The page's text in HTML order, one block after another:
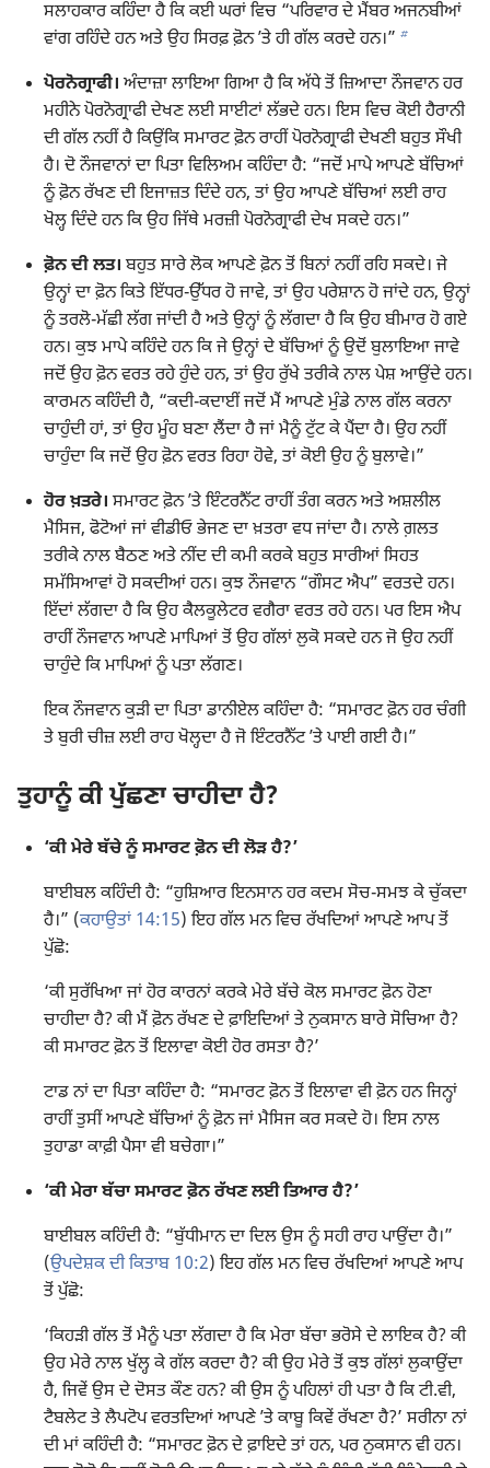
ਸਲਾਹਕਾਰ ਕਹਿੰਦਾ ਹੈ ਕਿ ਕਈ ਘਰਾਂ ਵਿਚ “ਪਰਿਵਾਰ ਦੇ ਮੈਂਬਰ ਅਜਨਬੀਆਂ
ਵਾਂਗ ਰਹਿੰਦੇ ਹਨ ਅਤੇ ਉਹ ਸਿਰਫ਼ ਫ਼ੋਨ ʼਤੇ ਹੀ ਗੱਲ ਕਰਦੇ ਹਨ।” b
ਪੋਰਨੋਗ੍ਰਾਫੀ।ਅੰਦਾਜ਼ਾ ਲਾਇਆ ਗਿਆ ਹੈ ਕਿ ਅੱਧੇ ਤੋਂ ਜ਼ਿਆਦਾ ਨੌਜਵਾਨ ਹਰ
ਮਹੀਨੇ ਪੋਰਨੋਗ੍ਰਾਫੀ ਦੇਖਣ ਲਈ ਸਾਈਟਾਂ ਲੱਭਦੇ ਹਨ। ਇਸ ਵਿਚ ਕੋਈ ਹੈਰਾਨੀ
ਦੀ ਗੱਲ ਨਹੀਂ ਹੈ ਕਿਉਂਕਿ ਸਮਾਰਟ ਫ਼ੋਨ ਰਾਹੀਂ ਪੋਰਨੋਗ੍ਰਾਫੀ ਦੇਖਣੀ ਬਹੁਤ ਸੌਖੀ
ਹੈ। ਦੋ ਨੌਜਵਾਨਾਂ ਦਾ ਪਿਤਾ ਵਿਲਿਅਮ ਕਹਿੰਦਾ ਹੈ: “ਜਦੋਂ ਮਾਪੇ ਆਪਣੇ ਬੱਚਿਆਂ
ਨੂੰ ਫ਼ੋਨ ਰੱਖਣ ਦੀ ਇਜਾਜ਼ਤ ਦਿੰਦੇ ਹਨ, ਤਾਂ ਉਹ ਆਪਣੇ ਬੱਚਿਆਂ ਲਈ ਰਾਹ
ਖੋਲ੍ਹ ਦਿੰਦੇ ਹਨ ਕਿ ਉਹ ਜਿੱਥੇ ਮਰਜ਼ੀ ਪੋਰਨੋਗ੍ਰਾਫੀ ਦੇਖ ਸਕਦੇ ਹਨ।”
ਫ਼ੋਨ ਦੀ ਲਤ।ਬਹੁਤ ਸਾਰੇ ਲੋਕ ਆਪਣੇ ਫ਼ੋਨ ਤੋਂ ਬਿਨਾਂ ਨਹੀਂ ਰਹਿ ਸਕਦੇ। ਜੇ
ਉਨ੍ਹਾਂ ਦਾ ਫ਼ੋਨ ਕਿਤੇ ਇੱਧਰ-ਉੱਧਰ ਹੋ ਜਾਵੇ, ਤਾਂ ਉਹ ਪਰੇਸ਼ਾਨ ਹੋ ਜਾਂਦੇ ਹਨ, ਉਨ੍ਹਾਂ
ਨੂੰ ਤਰਲੋ-ਮੱਛੀ ਲੱਗ ਜਾਂਦੀ ਹੈ ਅਤੇ ਉਨ੍ਹਾਂ ਨੂੰ ਲੱਗਦਾ ਹੈ ਕਿ ਉਹ ਬੀਮਾਰ ਹੋ ਗਏ
ਹਨ। ਕੁਝ ਮਾਪੇ ਕਹਿੰਦੇ ਹਨ ਕਿ ਜੇ ਉਨ੍ਹਾਂ ਦੇ ਬੱਚਿਆਂ ਨੂੰ ਉਦੋਂ ਬੁਲਾਇਆ ਜਾਵੇ
ਜਦੋਂ ਉਹ ਫ਼ੋਨ ਵਰਤ ਰਹੇ ਹੁੰਦੇ ਹਨ, ਤਾਂ ਉਹ ਰੁੱਖੇ ਤਰੀਕੇ ਨਾਲ ਪੇਸ਼ ਆਉਂਦੇ ਹਨ।
ਕਾਰਮਨ ਕਹਿੰਦੀ ਹੈ, “ਕਦੀ-ਕਦਾਈਂ ਜਦੋਂ ਮੈਂ ਆਪਣੇ ਮੁੰਡੇ ਨਾਲ ਗੱਲ ਕਰਨਾ
ਚਾਹੁੰਦੀ ਹਾਂ, ਤਾਂ ਉਹ ਮੂੰਹ ਬਣਾ ਲੈਂਦਾ ਹੈ ਜਾਂ ਮੈਨੂੰ ਟੁੱਟ ਕੇ ਪੈਂਦਾ ਹੈ। ਉਹ ਨਹੀਂ
ਚਾਹੁੰਦਾ ਕਿ ਜਦੋਂ ਉਹ ਫ਼ੋਨ ਵਰਤ ਰਿਹਾ ਹੋਵੇ, ਤਾਂ ਕੋਈ ਉਹ ਨੂੰ ਬੁਲਾਵੇ।”
ਹੋਰ ਖ਼ਤਰੇ।ਸਮਾਰਟ ਫ਼ੋਨ ʼਤੇ ਇੰਟਰਨੈੱਟ ਰਾਹੀਂ ਤੰਗ ਕਰਨ ਅਤੇ ਅਸ਼ਲੀਲ
ਮੈਸਿਜ, ਫੋਟੋਆਂ ਜਾਂ ਵੀਡੀਓ ਭੇਜਣ ਦਾ ਖ਼ਤਰਾ ਵਧ ਜਾਂਦਾ ਹੈ। ਨਾਲੇ ਗ਼ਲਤ
ਤਰੀਕੇ ਨਾਲ ਬੈਠਣ ਅਤੇ ਨੀਂਦ ਦੀ ਕਮੀ ਕਰਕੇ ਬਹੁਤ ਸਾਰੀਆਂ ਸਿਹਤ
ਸਮੱਸਿਆਵਾਂ ਹੋ ਸਕਦੀਆਂ ਹਨ। ਕੁਝ ਨੌਜਵਾਨ “ਗੌਸਟ ਐਪ” ਵਰਤਦੇ ਹਨ।
ਇੱਦਾਂ ਲੱਗਦਾ ਹੈ ਕਿ ਉਹ ਕੈਲਕੂਲੇਟਰ ਵਗੈਰਾ ਵਰਤ ਰਹੇ ਹਨ। ਪਰ ਇਸ ਐਪ
ਰਾਹੀਂ ਨੌਜਵਾਨ ਆਪਣੇ ਮਾਪਿਆਂ ਤੋਂ ਉਹ ਗੱਲਾਂ ਲੁਕੋ ਸਕਦੇ ਹਨ ਜੋ ਉਹ ਨਹੀਂ
ਚਾਹੁੰਦੇ ਕਿ ਮਾਪਿਆਂ ਨੂੰ ਪਤਾ ਲੱਗਣ।
ਇਕ ਨੌਜਵਾਨ ਕੁੜੀ ਦਾ ਪਿਤਾ ਡਾਨੀਏਲ ਕਹਿੰਦਾ ਹੈ: “ਸਮਾਰਟ ਫ਼ੋਨ ਹਰ ਚੰਗੀ
ਤੇ ਬੁਰੀ ਚੀਜ਼ ਲਈ ਰਾਹ ਖੋਲ੍ਹਦਾ ਹੈ ਜੋ ਇੰਟਰਨੈੱਟ ʼਤੇ ਪਾਈ ਗਈ ਹੈ।”
ਤੁਹਾਨੂੰ ਕੀ ਪੁੱਛਣਾ ਚਾਹੀਦਾ ਹੈ?
‘ਕੀ ਮੇਰੇ ਬੱਚੇ ਨੂੰ ਸਮਾਰਟ ਫ਼ੋਨ ਦੀ ਲੋੜ ਹੈ?’
ਬਾਈਬਲ ਕਹਿੰਦੀ ਹੈ: “ਹੁਸ਼ਿਆਰ ਇਨਸਾਨ ਹਰ ਕਦਮ ਸੋਚ-ਸਮਝ ਕੇ ਚੁੱਕਦਾ
ਹੈ।” (ਕਹਾਉਤਾਂ 14:15) ਇਹ ਗੱਲ ਮਨ ਵਿਚ ਰੱਖਦਿਆਂ ਆਪਣੇ ਆਪ ਤੋਂ
ਪੁੱਛੋ:
‘ਕੀ ਸੁਰੱਖਿਆ ਜਾਂ ਹੋਰ ਕਾਰਨਾਂ ਕਰਕੇ ਮੇਰੇ ਬੱਚੇ ਕੋਲ ਸਮਾਰਟ ਫ਼ੋਨ ਹੋਣਾ
ਚਾਹੀਦਾ ਹੈ? ਕੀ ਮੈਂ ਫ਼ੋਨ ਰੱਖਣ ਦੇ ਫ਼ਾਇਦਿਆਂ ਤੇ ਨੁਕਸਾਨ ਬਾਰੇ ਸੋਚਿਆ ਹੈ?
ਕੀ ਸਮਾਰਟ ਫ਼ੋਨ ਤੋਂ ਇਲਾਵਾ ਕੋਈ ਹੋਰ ਰਸਤਾ ਹੈ?’
ਟਾਡ ਨਾਂ ਦਾ ਪਿਤਾ ਕਹਿੰਦਾ ਹੈ: “ਸਮਾਰਟ ਫ਼ੋਨ ਤੋਂ ਇਲਾਵਾ ਵੀ ਫ਼ੋਨ ਹਨ ਜਿਨ੍ਹਾਂ
ਰਾਹੀਂ ਤੁਸੀਂ ਆਪਣੇ ਬੱਚਿਆਂ ਨੂੰ ਫ਼ੋਨ ਜਾਂ ਮੈਸਿਜ ਕਰ ਸਕਦੇ ਹੋ। ਇਸ ਨਾਲ
ਤੁਹਾਡਾ ਕਾਫ਼ੀ ਪੈਸਾ ਵੀ ਬਚੇਗਾ।”
‘ਕੀ ਮੇਰਾ ਬੱਚਾ ਸਮਾਰਟ ਫ਼ੋਨ ਰੱਖਣ ਲਈ ਤਿਆਰ ਹੈ?’
ਬਾਈਬਲ ਕਹਿੰਦੀ ਹੈ: “ਬੁੱਧੀਮਾਨ ਦਾ ਦਿਲ ਉਸ ਨੂੰ ਸਹੀ ਰਾਹ ਪਾਉਂਦਾ ਹੈ।”
(ਉਪਦੇਸ਼ਕ ਦੀ ਕਿਤਾਬ 10:2) ਇਹ ਗੱਲ ਮਨ ਵਿਚ ਰੱਖਦਿਆਂ ਆਪਣੇ ਆਪ
ਤੋਂ ਪੁੱਛੋ:
‘ਕਿਹੜੀ ਗੱਲ ਤੋਂ ਮੈਨੂੰ ਪਤਾ ਲੱਗਦਾ ਹੈ ਕਿ ਮੇਰਾ ਬੱਚਾ ਭਰੋਸੇ ਦੇ ਲਾਇਕ ਹੈ? ਕੀ
ਉਹ ਮੇਰੇ ਨਾਲ ਖੁੱਲ੍ਹ ਕੇ ਗੱਲ ਕਰਦਾ ਹੈ? ਕੀ ਉਹ ਮੇਰੇ ਤੋਂ ਕੁਝ ਗੱਲਾਂ ਲੁਕਾਉਂਦਾ
ਹੈ, ਜਿਵੇਂ ਉਸ ਦੇ ਦੋਸਤ ਕੌਣ ਹਨ? ਕੀ ਉਸ ਨੂੰ ਪਹਿਲਾਂ ਹੀ ਪਤਾ ਹੈ ਕਿ ਟੀ.ਵੀ,
ਟੈਬਲੇਟ ਤੇ ਲੈਪਟੋਪ ਵਰਤਦਿਆਂ ਆਪਣੇ ʼਤੇ ਕਾਬੂ ਕਿਵੇਂ ਰੱਖਣਾ ਹੈ?’ ਸਰੀਨਾ ਨਾਂ
ਦੀ ਮਾਂ ਕਹਿੰਦੀ ਹੈ: “ਸਮਾਰਟ ਫ਼ੋਨ ਦੇ ਫ਼ਾਇਦੇ ਤਾਂ ਹਨ, ਪਰ ਨੁਕਸਾਨ ਵੀ ਹਨ।